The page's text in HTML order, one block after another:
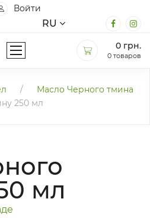
Войти
RU
0 грн.
0 товаров
/
Масло Черного тмина
250 мл
мл